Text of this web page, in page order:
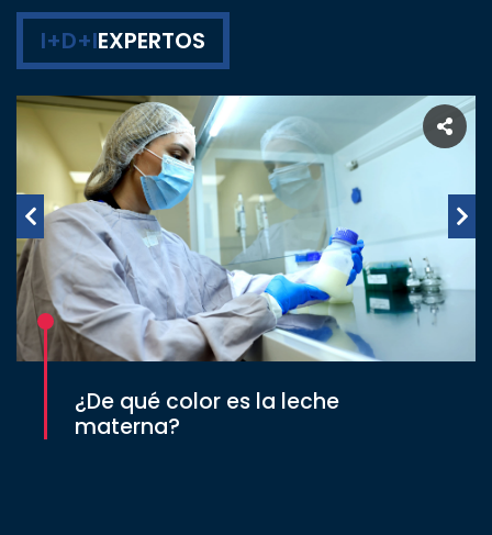
I+D+IEXPERTOS
¿De qué color es la leche
materna?